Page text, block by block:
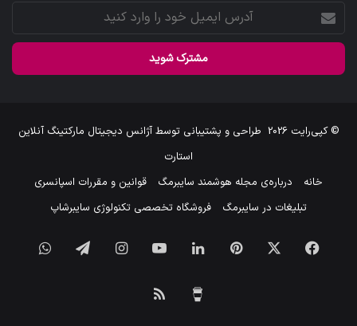
آدرس
ایمیل
خود
وارد
© کپی‌رایت 2026 طراحی و پشتیبانی توسطآژانس دیجیتال مارکتینگ آنلاین
استارت
خانه
درباره‌ی مجله هوشمند سایبرمگ
قوانین و مقررات اسپانسری
تبلیغات در سایبرمگ
فروشگاه تخصصی تکنولوژی سایبرشاپ
فیس
‫پین‌ترست لینکدین یوتیوب اینستاگرام تلگرام